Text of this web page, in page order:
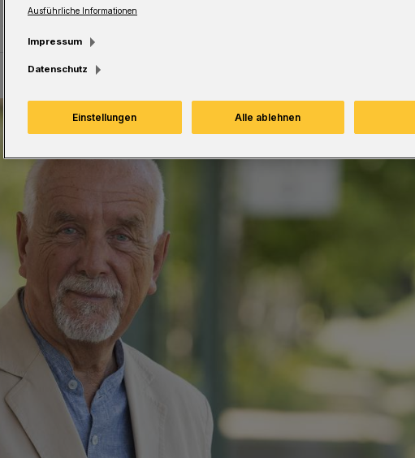
Ausführliche Informationen
Impressum
Datenschutz
Einstellungen Alle ablehnen